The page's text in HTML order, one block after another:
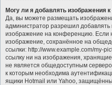
Могу ли я добавлять изображения
Да, вы можете размещать
администратор разрешил добавлять
изображение на конференцию. Если
изображение, сохранённое на
ссылки: http://www.example.com/my-
ссылку ни на изображения,
не является общедоступным
к которым необходима
ящики Hotmail или Yahoo,